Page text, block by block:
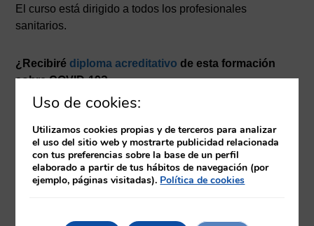
El curso está dirigido a todos los profesionales
sanitarios.
¿Recibiré diploma acreditativo de esta formación
sobre COVID-19?
Actualmente, está solicitada la acreditación de la CFC
Terapeutas Ocupacionales, Enfermeras, Técnicos de
emergencias, TCAES, Técnicos Superiores Sanitarios.
El resto de categorías, recibirán un diploma de
CursosFnn.
¿Y las claves de acceso?
Uso de cookies:
Utilizamos cookies propias y de terceros para analizar
el uso del sitio web y mostrarte publicidad relacionada
con tus preferencias sobre la base de un perfil
elaborado a partir de tus hábitos de navegación (por
ejemplo, páginas visitadas). Política de cookies